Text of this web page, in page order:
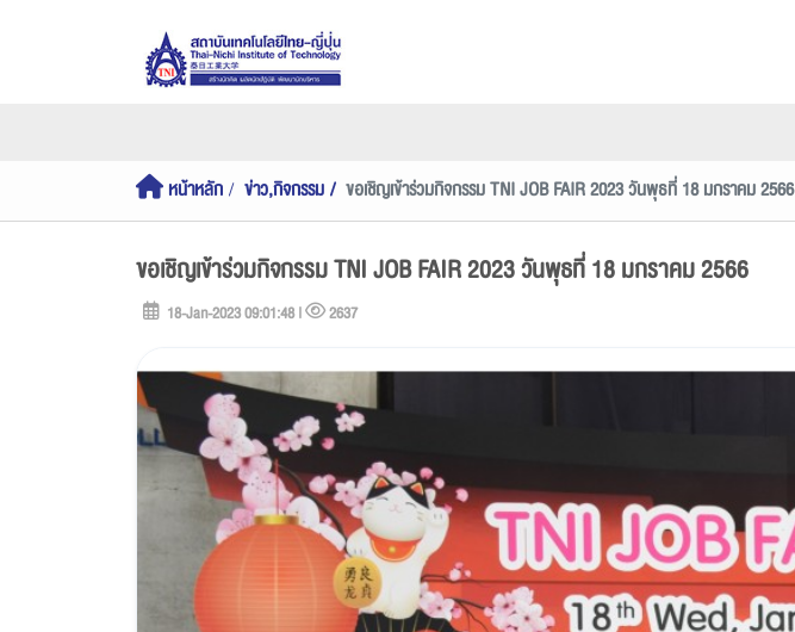
หน้าหลัก ข่าว,กิจกรรม ขอเชิญเข้าร่วมกิจกรรม TNI JOB FAIR 2023 วันพุธที่ 18 มกราคม 2566
ขอเชิญเข้าร่วมกิจกรรม TNI JOB FAIR 2023 วันพุธที่ 18 มกราคม 2566
18-Jan-2023 09:01:48 | 2637